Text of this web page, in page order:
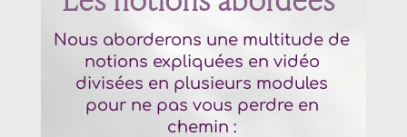
Nous aborderons une multitude de
notions expliquées en vidéo
divisées en plusieurs modules
pour ne pas vous perdre en
chemin :